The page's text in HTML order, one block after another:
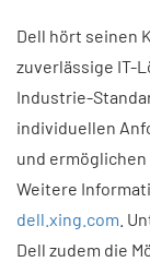
Dell hört seinen
zuverlässige IT-
Industrie-
individuellen
und
Weitere
dell.xing.com .
Dell zudem die